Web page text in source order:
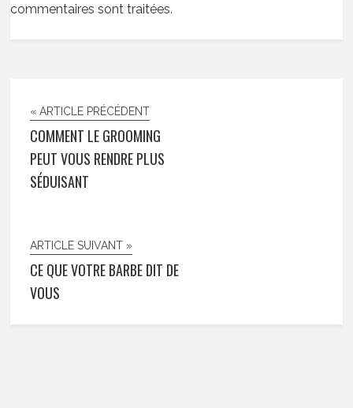
commentaires sont traitées.
« ARTICLE PRÉCÉDENT
COMMENT LE GROOMING
PEUT VOUS RENDRE PLUS
SÉDUISANT
ARTICLE SUIVANT »
CE QUE VOTRE BARBE DIT DE
VOUS